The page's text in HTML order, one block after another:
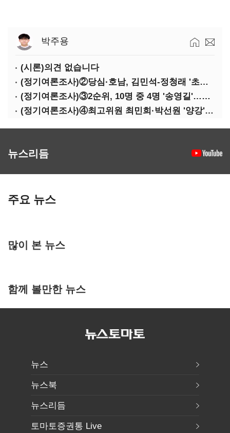
박주용
(시론)의견 없습니다
(정기여론조사)②당심·호남, 김민석-정청래 '초접전'
(정기여론조사)③2순위, 10명 중 4명 '송영길'…정청래 '한 자릿수'
(정기여론조사)④최고위원 최민희·박선원 '양강'…서미화·이성윤·임미애 뒤이어
뉴스리듬
주요 뉴스
많이 본 뉴스
함께 볼만한 뉴스
뉴스
뉴스북
뉴스리듬
토마토증권통 Live